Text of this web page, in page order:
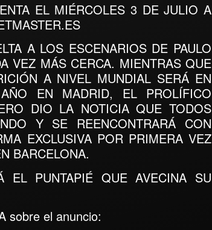
EL MIÉRCOLES 3 DE JULIO A
A LOS ESCENARIOS DE PAULO
VEZ MÁS CERCA. MIENTRAS QUE
A NIVEL MUNDIAL SERÁ EN
EN MADRID, EL PROLÍFICO
DIO LA NOTICIA QUE TODOS
Y SE REENCONTRARÁ CON
EXCLUSIVA POR PRIMERA VEZ
BARCELONA.
EL PUNTAPIÉ QUE AVECINA SU
sobre el anuncio: